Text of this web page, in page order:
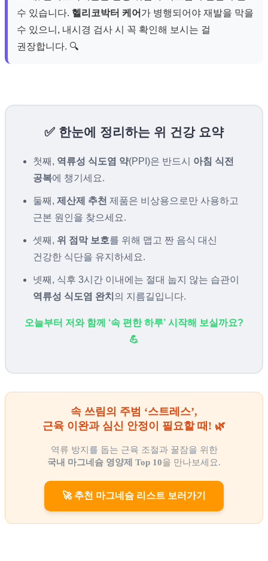
수 있습니다. 헬리코박터 케어 가 병행되어야 재발을 막을
수 있으니, 내시경 검사 시 꼭 확인해 보시는 걸
권장합니다. 🔍
✅ 한눈에 정리하는 위 건강 요약
첫째, 역류성 식도염 약(PPI)은 반드시 아침 식전
공복에 챙기세요.
둘째, 제산제 추천 제품은 비상용으로만 사용하고
근본 원인을 찾으세요.
셋째, 위 점막 보호를 위해 맵고 짠 음식 대신
건강한 식단을 유지하세요.
넷째, 식후 3시간 이내에는 절대 눕지 않는 습관이
역류성 식도염 완치 의 지름길입니다.
오늘부터 저와 함께 ‘속 편한 하루’ 시작해 보실까요?
💪
속 쓰림의 주범 ‘스트레스’,
근육 이완과 심신 안정이 필요할 때! 🌿
역류 방지를 돕는 근육 조절과 꿀잠을 위한
국내 마그네슘 영양제 Top 10을 만나보세요.
🚀 추천 마그네슘 리스트 보러가기